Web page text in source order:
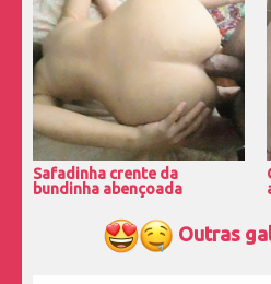
Safadinha crente da
bundinha abençoada
Outras